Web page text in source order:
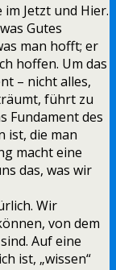
Jetzt und Hier.
Gutes
man hofft; er
hoffen. Um das
– nicht alles,
führt zu
Fundament des
ist, die man
macht eine
das, was wir
Wir
von dem
Auf eine
ist, „wissen“